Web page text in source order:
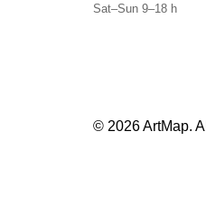
Sat–Sun 9–18 h
© 2026 ArtMap.